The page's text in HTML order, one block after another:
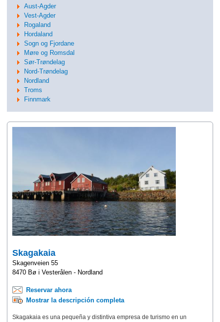
Aust-Agder
Vest-Agder
Rogaland
Hordaland
Sogn og Fjordane
Møre og Romsdal
Sør-Trøndelag
Nord-Trøndelag
Nordland
Troms
Finnmark
Skagakaia
Skagenveien 55
8470 Bø i Vesterålen - Nordland
Reservar ahora
Mostrar la descripción completa
Skagakaia es una pequeña y distintiva empresa de turismo en un